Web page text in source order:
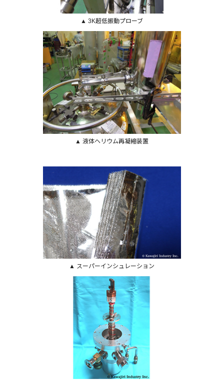
▲ 3K超低振動プローブ
▲ 液体ヘリウム再凝縮装置
▲ スーパーインシュレーション